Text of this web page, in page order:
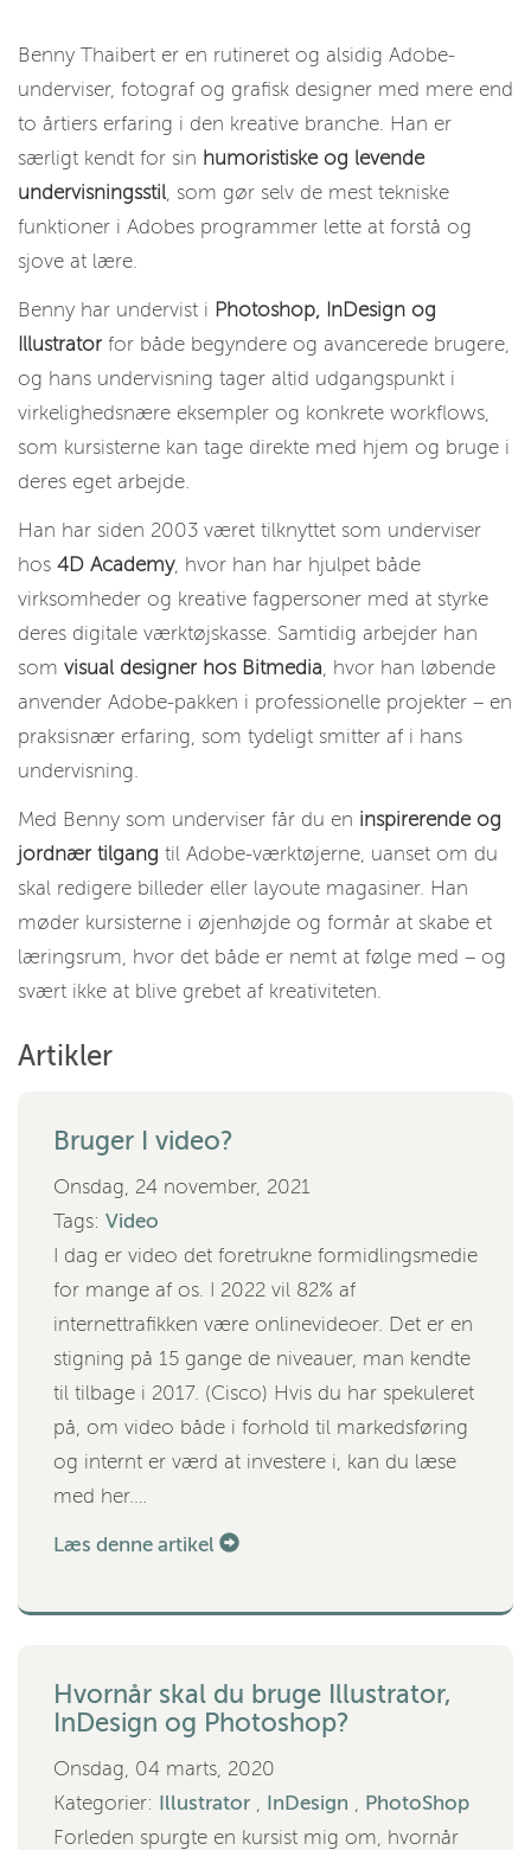
Benny Thaibert er en rutineret og alsidig Adobe-
underviser, fotograf og grafisk designer med mere end
to årtiers erfaring i den kreative branche. Han er
særligt kendt for sin humoristiske og levende
undervisningsstil, som gør selv de mest tekniske
funktioner i Adobes programmer lette at forstå og
sjove at lære.
Benny har undervist i Photoshop, InDesign og
Illustrator for både begyndere og avancerede brugere,
og hans undervisning tager altid udgangspunkt i
virkelighedsnære eksempler og konkrete workflows,
som kursisterne kan tage direkte med hjem og bruge i
deres eget arbejde.
Han har siden 2003 været tilknyttet som underviser
hos 4D Academy, hvor han har hjulpet både
virksomheder og kreative fagpersoner med at styrke
deres digitale værktøjskasse. Samtidig arbejder han
som visual designer hos Bitmedia, hvor han løbende
anvender Adobe-pakken i professionelle projekter – en
praksisnær erfaring, som tydeligt smitter af i hans
undervisning.
Med Benny som underviser får du en inspirerende og
jordnær tilgang til Adobe-værktøjerne, uanset om du
skal redigere billeder eller layoute magasiner. Han
møder kursisterne i øjenhøjde og formår at skabe et
læringsrum, hvor det både er nemt at følge med – og
svært ikke at blive grebet af kreativiteten.
Artikler
Bruger I video?
Onsdag, 24 november, 2021
Tags: Video
I dag er video det foretrukne formidlingsmedie
for mange af os. I 2022 vil 82% af
internettrafikken være onlinevideoer. Det er en
stigning på 15 gange de niveauer, man kendte
til tilbage i 2017. (Cisco) Hvis du har spekuleret
på, om video både i forhold til markedsføring
og internt er værd at investere i, kan du læse
med her.…
Læs denne artikel
Hvornår skal du bruge Illustrator,
InDesign og Photoshop?
Onsdag, 04 marts, 2020
Kategorier: Illustrator , InDesign , PhotoShop
Forleden spurgte en kursist mig om, hvornår